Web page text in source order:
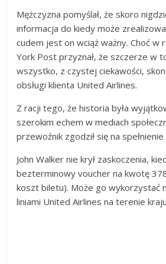
Mężczyzna pomyślał, że skoro
informacja do kiedy może
cudem jest on wciąż ważny. Choć w
York Post przyznał, że szczerze w
wszystko, z czystej ciekawości,
obsługi klienta United Airlines.
Z racji tego, że historia była
szerokim echem w mediach
przewoźnik zgodził się na
John Walker nie krył zaskoczenia,
bezterminowy voucher na kwotę
koszt biletu). Może go wykorzystać
liniami United Airlines na terenie